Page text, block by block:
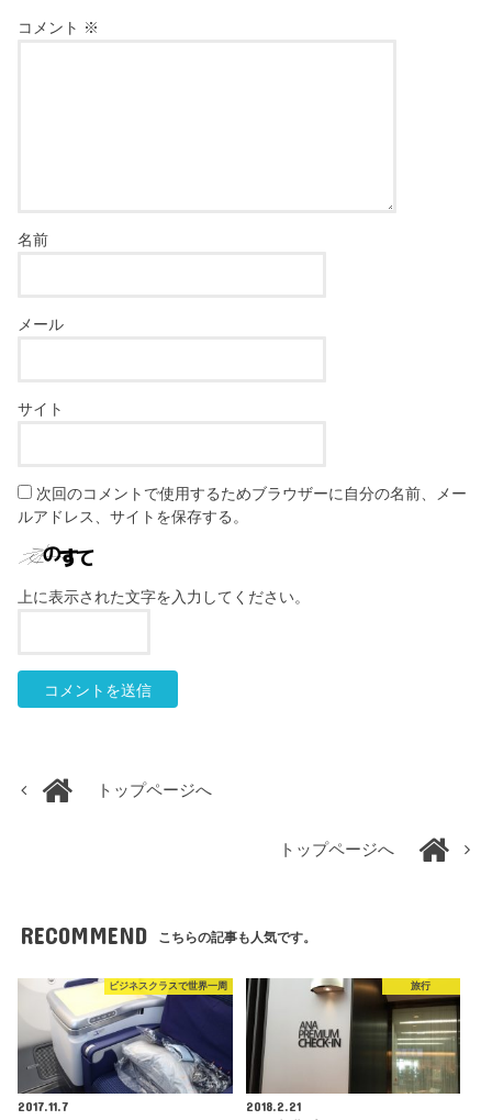
コメント ※
名前
メール
サイト
次回のコメントで使用するためブラウザーに自分の名前、メー
ルアドレス、サイトを保存する。
上に表示された文字を入力してください。
トップページへ
トップページへ
RECOMMEND こちらの記事も人気です。
ビジネスクラスで世界一周
2017.11.7
旅行
2018.2.21